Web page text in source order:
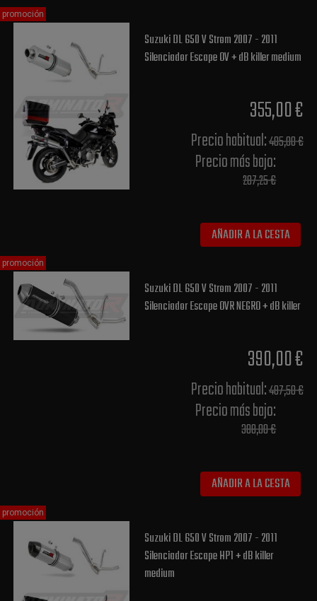
Suzuki DL 650 V Strom 2007 - 2011
Silenciador Escape OV + dB killer medium
355,00 €
Precio habitual​:405,00 €
Precio más bajo​:
287,25 €
AÑADIR A LA CESTA
promoción
Suzuki DL 650 V Strom 2007 - 2011
Silenciador Escape OVR NEGRO + dB killer
390,00 €
Precio habitual​:487,50 €
Precio más bajo​:
388,00 €
AÑADIR A LA CESTA
promoción
Suzuki DL 650 V Strom 2007 - 2011
Silenciador Escape HP1 + dB killer
medium
promoción